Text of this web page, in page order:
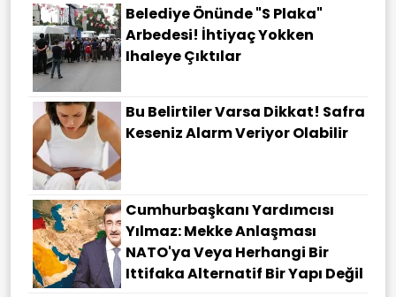
Belediye Önünde "S Plaka"
Arbedesi! İhtiyaç Yokken
Ihaleye Çıktılar
Bu Belirtiler Varsa Dikkat! Safra
Keseniz Alarm Veriyor Olabilir
Cumhurbaşkanı Yardımcısı
Yılmaz: Mekke Anlaşması
NATO'ya Veya Herhangi Bir
Ittifaka Alternatif Bir Yapı Değil